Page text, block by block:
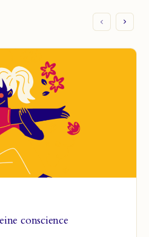
conscience